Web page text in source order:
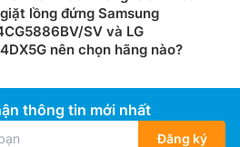
anitise, được chứng nhận
chu trình giặt và hấp hơi nước
99,99% vi khuẩn và virus.
được vệ sinh sạch sẽ sau mỗi
lồng đứng Samsung
SV và LG
nên chọn hãng nào?
thông tin mới nhất
Đăng ký